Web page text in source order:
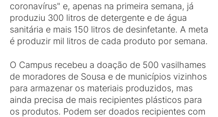
coronavírus" e, apenas na primeira semana, já
produziu 300 litros de detergente e de água
sanitária e mais 150 litros de desinfetante. A meta
é produzir mil litros de cada produto por semana.
O Campus recebeu a doação de 500 vasilhames
de moradores de Sousa e de municípios vizinhos
para armazenar os materiais produzidos, mas
ainda precisa de mais recipientes plásticos para
os produtos. Podem ser doados recipientes com